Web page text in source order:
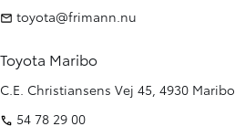
toyota@frimann.nu
Toyota Maribo
C.E. Christiansens Vej 45, 4930 Maribo
54 78 29 00